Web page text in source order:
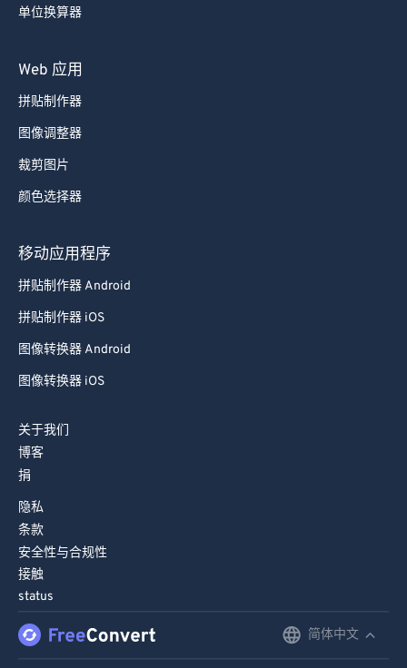
单位换算器
Web 应用
拼贴制作器
图像调整器
裁剪图片
颜色选择器
移动应用程序
拼贴制作器 Android
拼贴制作器 iOS
图像转换器 Android
图像转换器 iOS
关于我们
博客
捐
隐私
条款
安全性与合规性
接触
status
简体中文